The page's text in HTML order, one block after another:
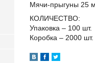
Мячи-прыгуны 25
КОЛИЧЕСТВО:
Упаковка – 100 шт.
Коробка – 2000 шт.